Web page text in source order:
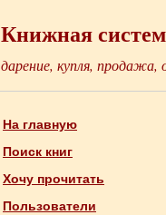
Книжная
дарение, купля, продажа,
На главную
Поиск книг
Хочу прочитать
Пользователи